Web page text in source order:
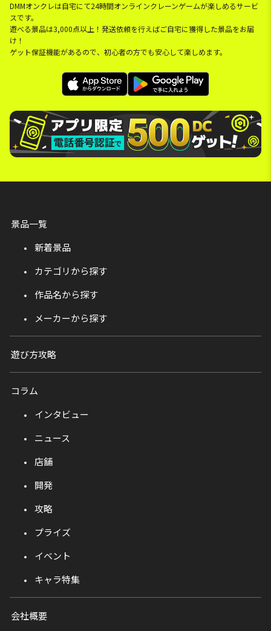
DMMオンクレは自宅にて24時間オンラインクレーンゲームが楽しめるサービ
スです。
遊べる景品は3,000点以上！発送依頼を行えばご自宅に獲得した景品をお届
け！
ゲット保証機能があるので、初心者の方でも安心して楽しめます。
景品一覧
新着景品
カテゴリから探す
作品名から探す
メーカーから探す
遊び方攻略
コラム
インタビュー
ニュース
店舗
開発
攻略
プライズ
イベント
キャラ特集
会社概要